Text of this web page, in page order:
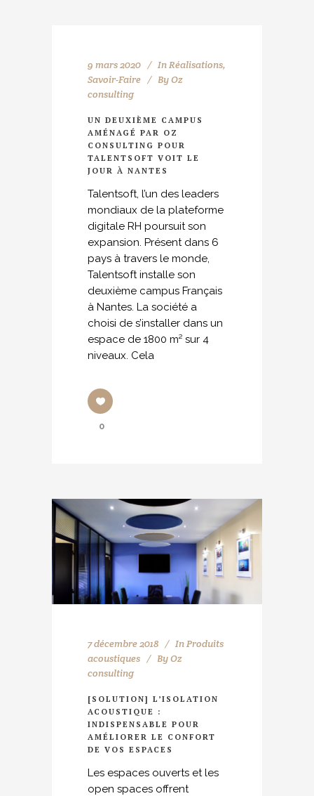
9 mars 2020 InRéalisations,
Savoir-Faire
ByOz
consulting
UN DEUXIÈME CAMPUS
AMÉNAGÉ PAR OZ
CONSULTING POUR
TALENTSOFT VOIT LE
JOUR À NANTES
Talentsoft, l’un des leaders
mondiaux de la plateforme
digitale RH poursuit son
expansion. Présent dans 6
pays à travers le monde,
Talentsoft installe son
deuxième campus Français
à Nantes. La société a
choisi de s’installer dans un
espace de 1800 m² sur 4
niveaux. Cela
0
7 décembre 2018 InProduits
acoustiques
ByOz
consulting
[SOLUTION] L’ISOLATION
ACOUSTIQUE :
INDISPENSABLE POUR
AMÉLIORER LE CONFORT
DE VOS ESPACES
Les espaces ouverts et les
open spaces offrent